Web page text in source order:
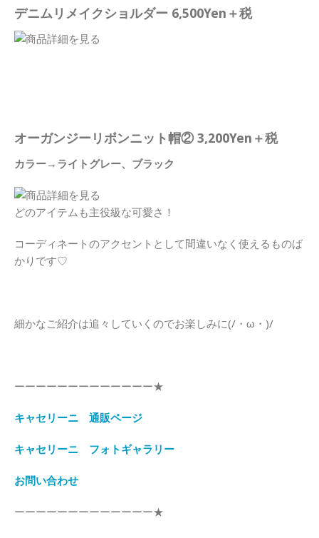
デニムリメイクショルダー 6,500Yen＋税
オーガンジーリボンニット帽② 3,200Yen＋税
カラー→ライトグレー、ブラック
どのアイテムも主役級な可愛さ！
コーディネートのアクセントとして間違いなく使えるものば
かりです♡
細かなご紹介は追々していくのでお楽しみに(/・ω・)/
ーーーーーーーーーーーーー★
キャセリーニ 通販ページ
キャセリーニ フォトギャラリー
お問い合わせ
ーーーーーーーーーーーーー★